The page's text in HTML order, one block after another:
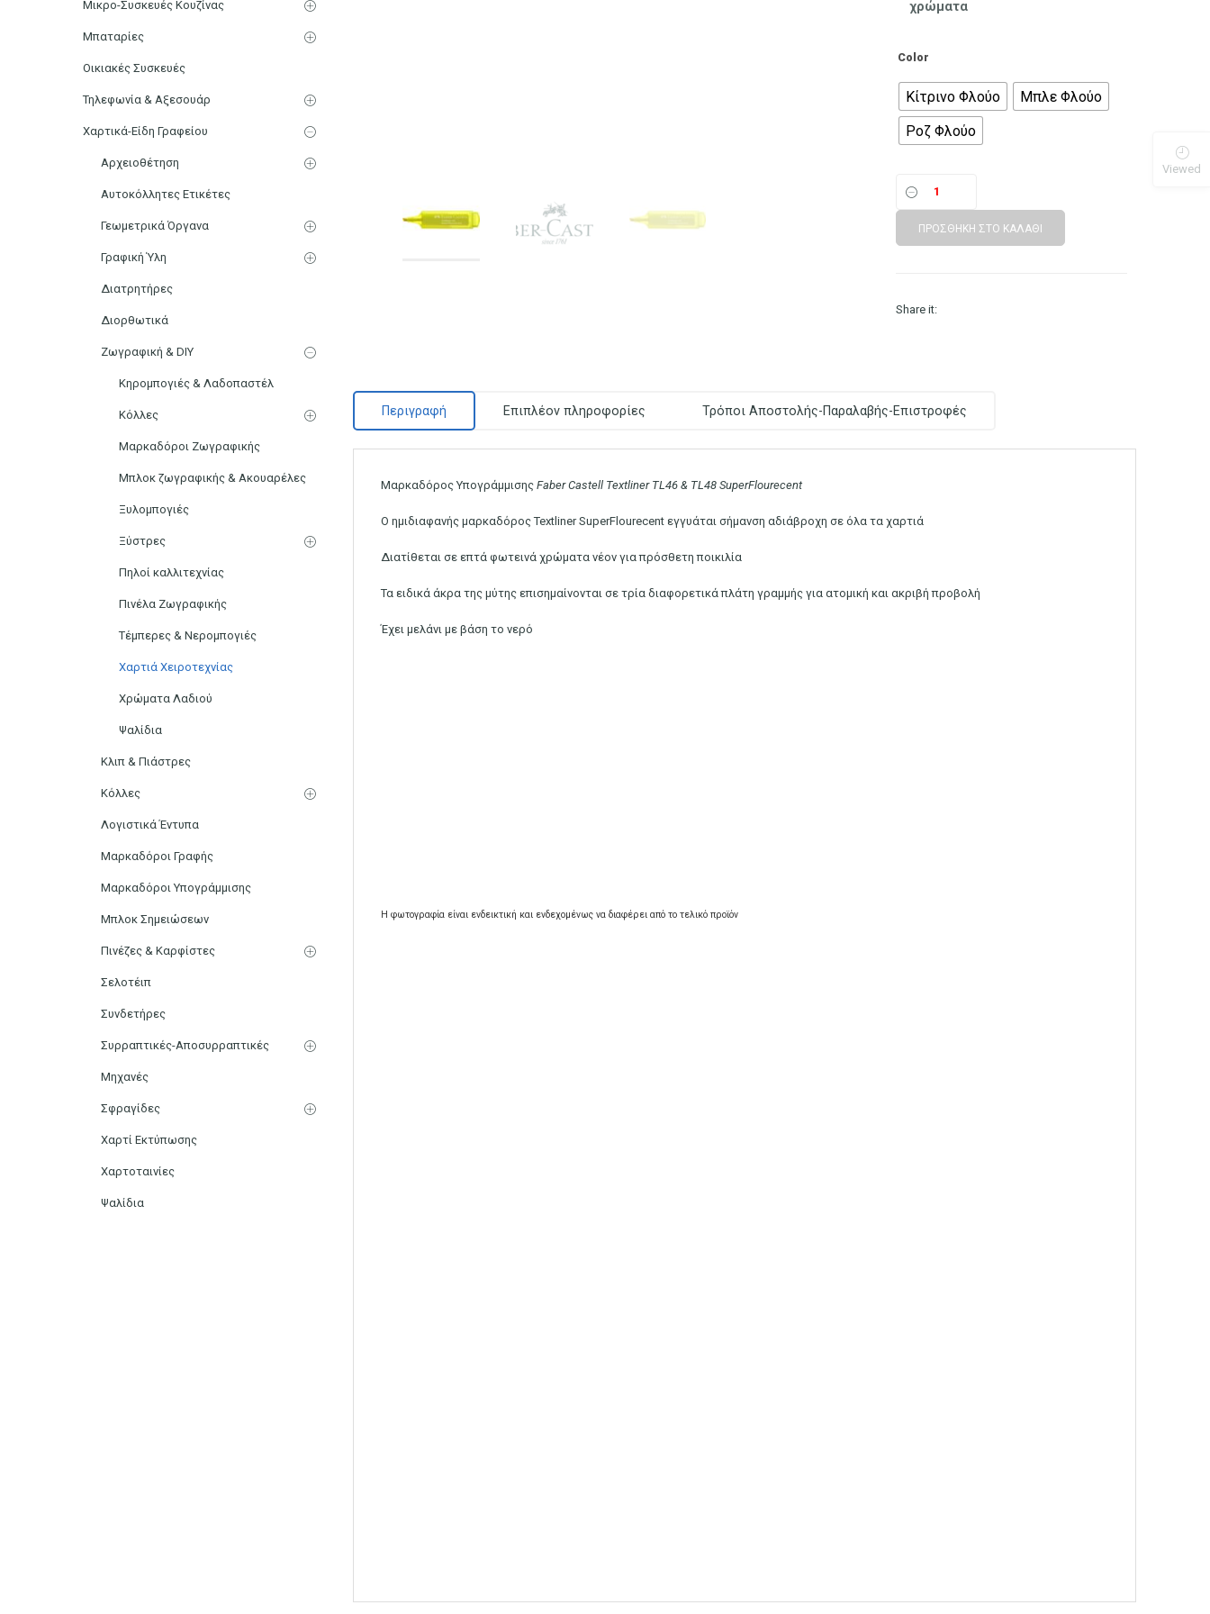
χρώματα
Color
Κίτρινο Φλούο
Μπλε Φλούο
Ροζ Φλούο
ΠΡΟΣΘΉΚΗ ΣΤΟ ΚΑΛΆΘΙ
Share it:
Περιγραφή Επιπλέον πληροφορίες Τρόποι Αποστολής-Παραλαβής-Επιστροφές
Μαρκαδόρος Υπογράμμισης Faber Castell Textliner TL46 & TL48 SuperFlourecent
Ο ημιδιαφανής μαρκαδόρος Textliner SuperFlourecent εγγυάται σήμανση αδιάβροχη σε όλα τα χαρτιά
Διατίθεται σε επτά φωτεινά χρώματα νέον για πρόσθετη ποικιλία
Τα ειδικά άκρα της μύτης επισημαίνονται σε τρία διαφορετικά πλάτη γραμμής για ατομική και ακριβή προβολή
Έχει μελάνι με βάση το νερό
Η φωτογραφία είναι ενδεικτική και ενδεχομένως να διαφέρει από το τελικό προϊόν
Μικρο-Συσκευές Κουζίνας
Μπαταρίες
Οικιακές Συσκευές
Τηλεφωνία & Αξεσουάρ
Χαρτικά-Είδη Γραφείου
Αρχειοθέτηση
Αυτοκόλλητες Ετικέτες
Γεωμετρικά Όργανα
Γραφική Ύλη
Διατρητήρες
Διορθωτικά
Ζωγραφική & DIY
Κηρομπογιές & Λαδοπαστέλ
Κόλλες
Μαρκαδόροι Ζωγραφικής
Μπλοκ ζωγραφικής & Ακουαρέλες
Ξυλομπογιές
Ξύστρες
Πηλοί καλλιτεχνίας
Πινέλα Ζωγραφικής
Τέμπερες & Νερομπογιές
Χαρτιά Χειροτεχνίας
Χρώματα Λαδιού
Ψαλίδια
Κλιπ & Πιάστρες
Κόλλες
Λογιστικά Έντυπα
Μαρκαδόροι Γραφής
Μαρκαδόροι Υπογράμμισης
Μπλοκ Σημειώσεων
Πινέζες & Καρφίστες
Σελοτέιπ
Συνδετήρες
Συρραπτικές-Αποσυρραπτικές
Μηχανές
Σφραγίδες
Χαρτί Εκτύπωσης
Χαρτοταινίες
Ψαλίδια
Viewed